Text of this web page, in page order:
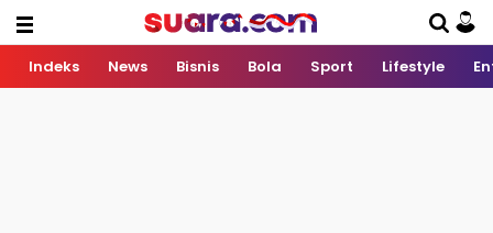
Indeks News Bisnis Bola Sport Lifestyle